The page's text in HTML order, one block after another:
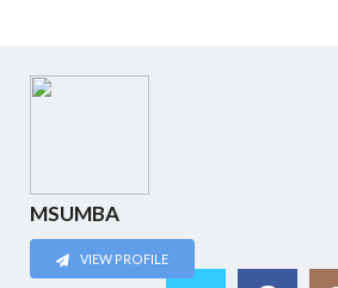
MSUMBA
VIEW PROFILE